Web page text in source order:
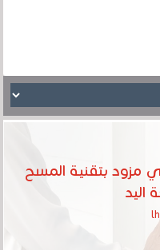
بتقنية المسح
اليد